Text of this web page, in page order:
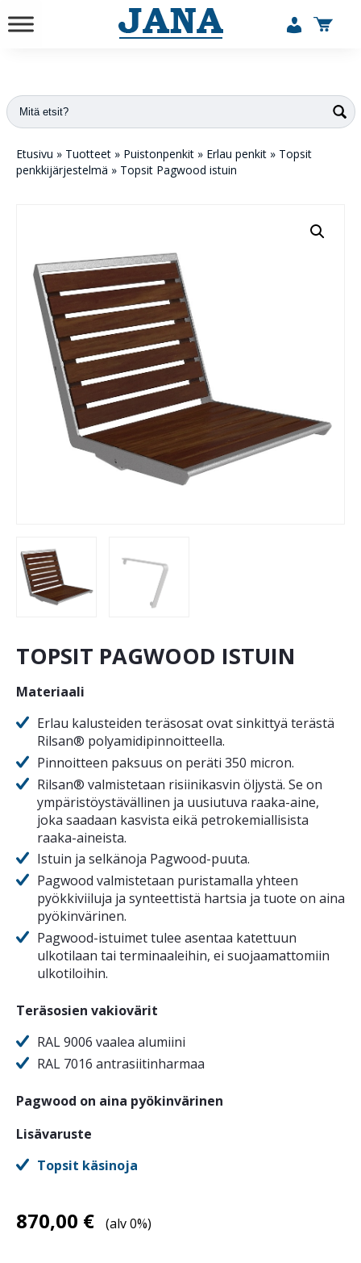
Etusivu » Tuotteet » Puistonpenkit » Erlau penkit » Topsit
penkkijärjestelmä » Topsit Pagwood istuin
TOPSIT PAGWOOD ISTUIN
Materiaali
Erlau kalusteiden teräsosat ovat sinkittyä terästä
Rilsan® polyamidipinnoitteella.
Pinnoitteen paksuus on peräti 350 micron.
Rilsan® valmistetaan risiinikasvin öljystä. Se on
ympäristöystävällinen ja uusiutuva raaka-aine,
joka saadaan kasvista eikä petrokemiallisista
raaka-aineista.
Istuin ja selkänoja Pagwood-puuta.
Pagwood valmistetaan puristamalla yhteen
pyökkiviiluja ja synteettistä hartsia ja tuote on aina
pyökinvärinen.
Pagwood-istuimet tulee asentaa katettuun
ulkotilaan tai terminaaleihin, ei suojaamattomiin
ulkotiloihin.
Teräsosien vakiovärit
RAL 9006 vaalea alumiini
RAL 7016 antrasiitinharmaa
Pagwood on aina pyökinvärinen
Lisävaruste
Topsit käsinoja
870,00 € (alv 0%)